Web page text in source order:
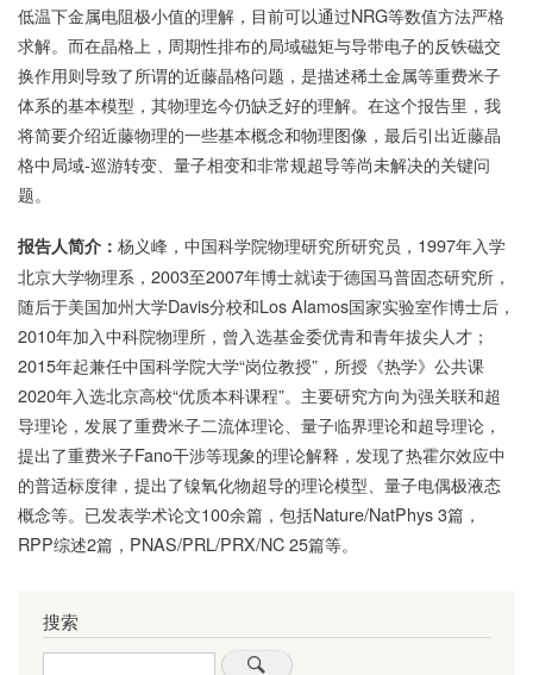
低温下金属电阻极小值的理解，目前可以通过NRG等数值方法严格
求解。而在晶格上，周期性排布的局域磁矩与导带电子的反铁磁交
换作用则导致了所谓的近藤晶格问题，是描述稀土金属等重费米子
体系的基本模型，其物理迄今仍缺乏好的理解。在这个报告里，我
将简要介绍近藤物理的一些基本概念和物理图像，最后引出近藤晶
格中局域-巡游转变、量子相变和非常规超导等尚未解决的关键问
题。
报告人简介： 杨义峰，中国科学院物理研究所研究员， 1997年入学
北京大学物理系， 2003至2007年博士就读于德国马普固态研究所，
随后于美国加州大学Davis分校和Los Alamos国家实验室作博士后，
2010年加入中科院物理所，曾入选基金委优青和青年拔尖人才；
2015年起兼任中国科学院大学“岗位教授” ，所授《热学》公共课
2020年入选北京高校“优质本科课程”。主要研究方向为强关联和超
导理论，发展了重费米子二流体理论、量子临界理论和超导理论，
提出了重费米子Fano干涉等现象的理论解释，发现了热霍尔效应中
的普适标度律，提出了镍氧化物超导的理论模型、量子电偶极液态
概念等。已发表学术论文100余篇，包括Nature/NatPhys 3篇，
RPP综述2篇， PNAS/PRL/PRX/NC 25篇等。
搜索
Search